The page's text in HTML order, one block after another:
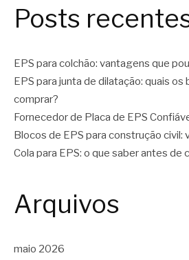
Posts
EPS para colchão: vantagens que
EPS para junta de dilatação: quais os
comprar?
Fornecedor de Placa de EPS
Blocos de EPS para construção civil:
Cola para EPS: o que saber antes de
Arquivos
maio 2026